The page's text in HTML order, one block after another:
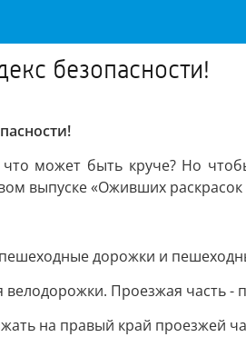
безопасности!
что может быть круче? Но
выпуске «Оживших раскрасок
дорожки и
велодорожки. Проезжая часть -
на правый край проезжей